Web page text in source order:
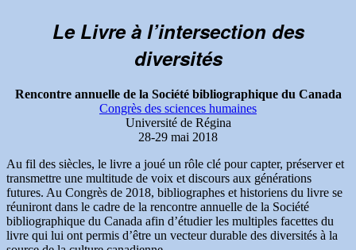
Le Livre à l’intersection des
diversités
Rencontre annuelle de la Société bibliographique du Canada
Congrès des sciences humaines
Université de Régina
28-29 mai 2018
Au fil des siècles, le livre a joué un rôle clé pour capter, préserver et
transmettre une multitude de voix et discours aux générations
futures. Au Congrès de 2018, bibliographes et historiens du livre se
réuniront dans le cadre de la rencontre annuelle de la Société
bibliographique du Canada afin d’étudier les multiples facettes du
livre qui lui ont permis d’être un vecteur durable des diversités à la